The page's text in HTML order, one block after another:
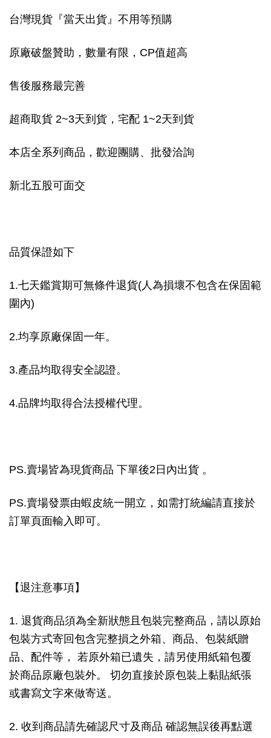
台灣現貨『當天出貨』不用等預購
原廠破盤贊助，數量有限，CP值超高
售後服務最完善
超商取貨 2~3天到貨，宅配 1~2天到貨
本店全系列商品，歡迎團購、批發洽詢
新北五股可面交
品質保證如下
1.七天鑑賞期可無條件退貨(人為損壞不包含在保固範
圍內)
2.均享原廠保固一年。
3.產品均取得安全認證。
4.品牌均取得合法授權代理。
PS.賣場皆為現貨商品 下單後2日內出貨 。
PS.賣場發票由蝦皮統一開立，如需打統編請直接於
訂單頁面輸入即可。
【退注意事項】
1. 退貨商品須為全新狀態且包裝完整商品，請以原始
包裝方式寄回包含完整損之外箱、商品、包裝紙贈
品、配件等， 若原外箱已遺失，請另使用紙箱包覆
於商品原廠包裝外。 切勿直接於原包裝上黏貼紙張
或書寫文字來做寄送。
2. 收到商品請先確認尺寸及商品 確認無誤後再點選